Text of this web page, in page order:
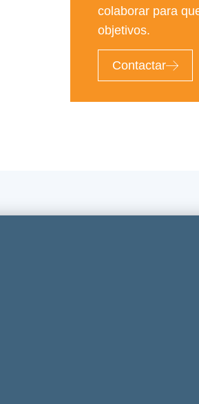
colaborar para
objetivos.
Contactar